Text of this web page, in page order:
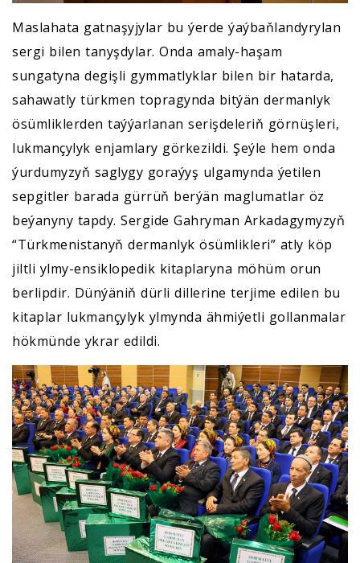
Maslahata gatnaşyjylar bu ýerde ýaýbaňlandyrylan
sergi bilen tanyşdylar. Onda amaly-haşam
sungatyna degişli gymmatlyklar bilen bir hatarda,
sahawatly türkmen topragynda bitýän dermanlyk
ösümliklerden taýýarlanan serişdeleriň görnüşleri,
lukmançylyk enjamlary görkezildi. Şeýle hem onda
ýurdumyzyň saglygy goraýyş ulgamynda ýetilen
sepgitler barada gürrüň berýän maglumatlar öz
beýanyny tapdy. Sergide Gahryman Arkadagymyzyň
“Türkmenistanyň dermanlyk ösümlikleri” atly köp
jiltli ylmy-ensiklopedik kitaplaryna möhüm orun
berlipdir. Dünýäniň dürli dillerine terjime edilen bu
kitaplar lukmançylyk ylmynda ähmiýetli gollanmalar
hökmünde ykrar edildi.